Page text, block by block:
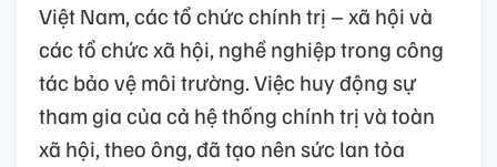
Việt Nam, các tổ chức chính trị – xã hội và
các tổ chức xã hội, nghề nghiệp trong công
tác bảo vệ môi trường. Việc huy động sự
tham gia của cả hệ thống chính trị và toàn
xã hội, theo ông, đã tạo nên sức lan tỏa